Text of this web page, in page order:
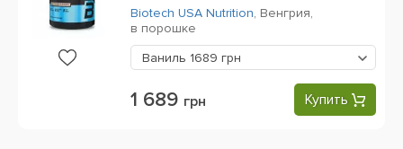
Biotech USA Nutrition, Венгрия,
в порошке
Ваниль 1689 грн
1 689 грн Купить